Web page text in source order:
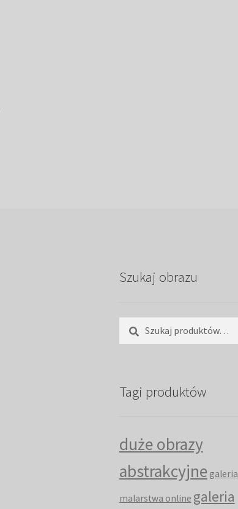
Szukaj obrazu
Tagi produktów
duże obrazy
abstrakcyjne galeria
malarstwa online galeria